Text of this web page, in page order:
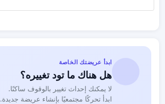
ابدأ عريضتك الخاصة
هل هناك ما تود تغييره؟
لا يمكنك إحداث تغيير بالوقوف ساكنًا.
ابدأ تحركًا مجتمعيًا بإنشاء عريضة جديدة.